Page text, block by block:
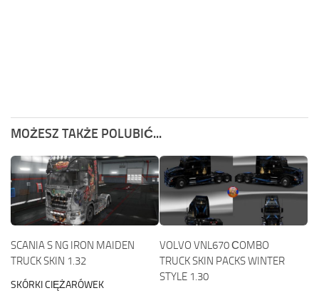
MOŻESZ TAKŻE POLUBIĆ...
SCANIA S NG IRON MAIDEN
TRUCK SKIN 1.32
SKÓRKI CIĘŻARÓWEK
VOLVO VNL670 СOMBO
TRUCK SKIN PACKS WINTER
STYLE 1.30